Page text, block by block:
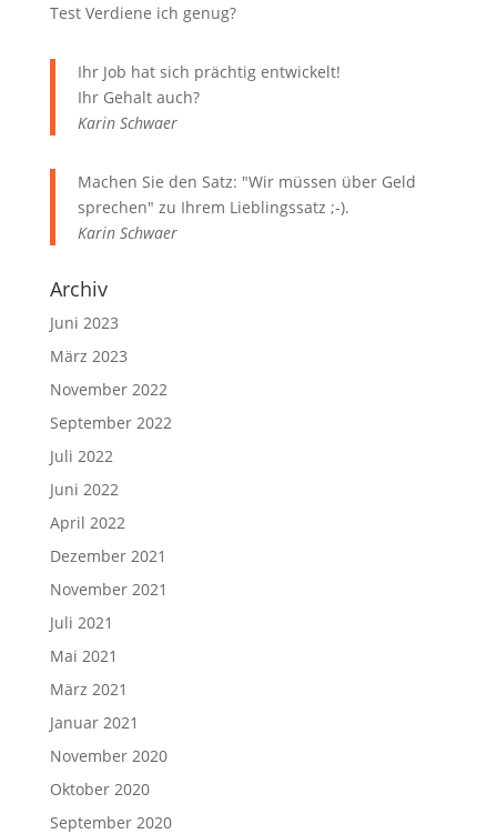
Test Verdiene ich genug?
Ihr Job hat sich prächtig entwickelt!
Ihr Gehalt auch?
Karin Schwaer
Machen Sie den Satz: "Wir müssen über Geld
sprechen" zu Ihrem Lieblingssatz ;-).
Karin Schwaer
Archiv
Juni 2023
März 2023
November 2022
September 2022
Juli 2022
Juni 2022
April 2022
Dezember 2021
November 2021
Juli 2021
Mai 2021
März 2021
Januar 2021
November 2020
Oktober 2020
September 2020